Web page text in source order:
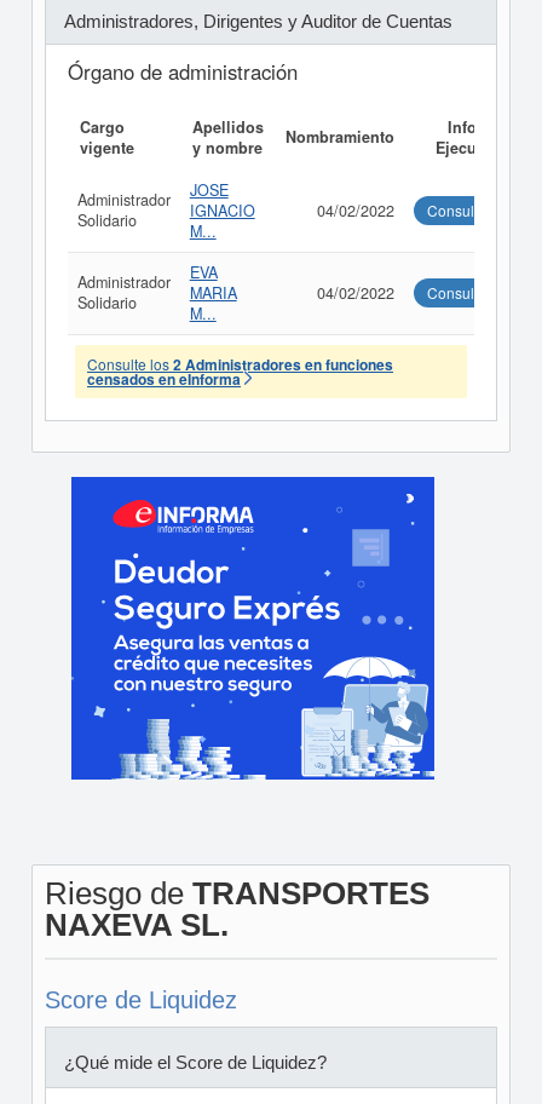
Administradores, Dirigentes y Auditor de Cuentas
Órgano de administración
Cargo
vigente
Apellidos
y nombre
Nombramiento
Informe
Ejecutivo
Administrador
Solidario
JOSE
IGNACIO
M...
04/02/2022 Consultar
Administrador
Solidario
EVA
MARIA
M...
04/02/2022 Consultar
Consulte los2 Administradores en funciones
censados en eInforma
Riesgo de TRANSPORTES
NAXEVA SL.
Score de Liquidez
¿Qué mide el Score de Liquidez?